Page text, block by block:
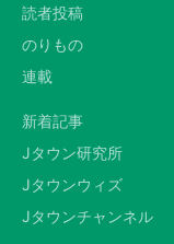
読者投稿
のりもの
連載
新着記事
Jタウン研究所
Jタウンウィズ
Jタウンチャンネル